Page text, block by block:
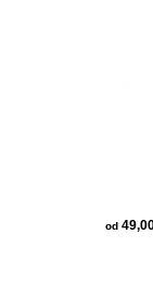
od